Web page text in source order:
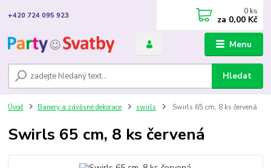
Menu
Hledat
+420 724 095 923 0 ks
za 0,00 Kč
Úvod Banery a závěsné dekorace swirls Swirls 65 cm, 8 ks červená
Swirls 65 cm, 8 ks červená